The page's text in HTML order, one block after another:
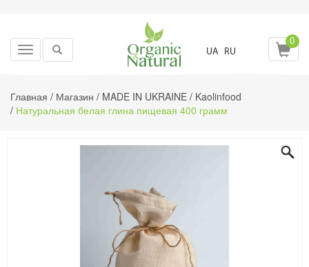
Toggle
UA RU
0
Главная / Магазин / MADE IN UKRAINE / Kaolinfood
/ Натуральная белая глина пищевая 400 грамм